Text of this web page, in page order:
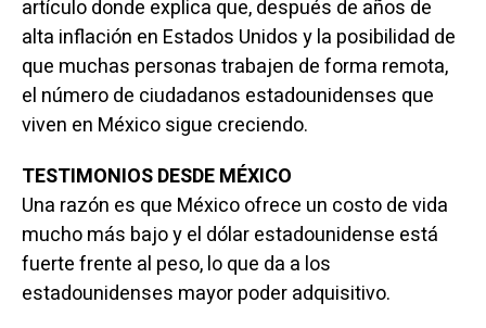
artículo donde explica que, después de años de
alta inflación en Estados Unidos y la posibilidad de
que muchas personas trabajen de forma remota,
el número de ciudadanos estadounidenses que
viven en México sigue creciendo.
TESTIMONIOS DESDE MÉXICO
Una razón es que México ofrece un costo de vida
mucho más bajo y el dólar estadounidense está
fuerte frente al peso, lo que da a los
estadounidenses mayor poder adquisitivo.